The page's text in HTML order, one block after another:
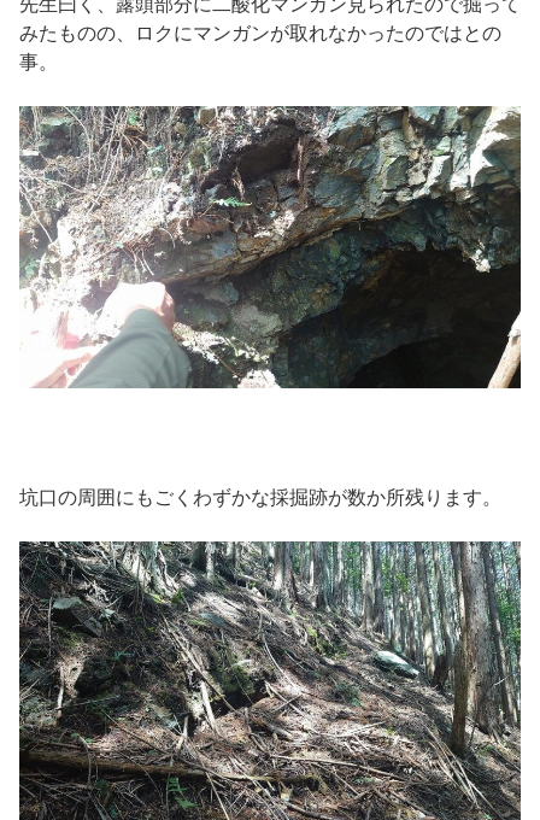
先生曰く、露頭部分に二酸化マンガン見られたので掘って
みたものの、ロクにマンガンが取れなかったのではとの
事。
坑口の周囲にもごくわずかな採掘跡が数か所残ります。